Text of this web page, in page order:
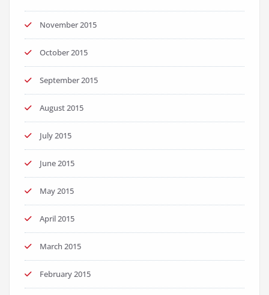
November 2015
October 2015
September 2015
August 2015
July 2015
June 2015
May 2015
April 2015
March 2015
February 2015